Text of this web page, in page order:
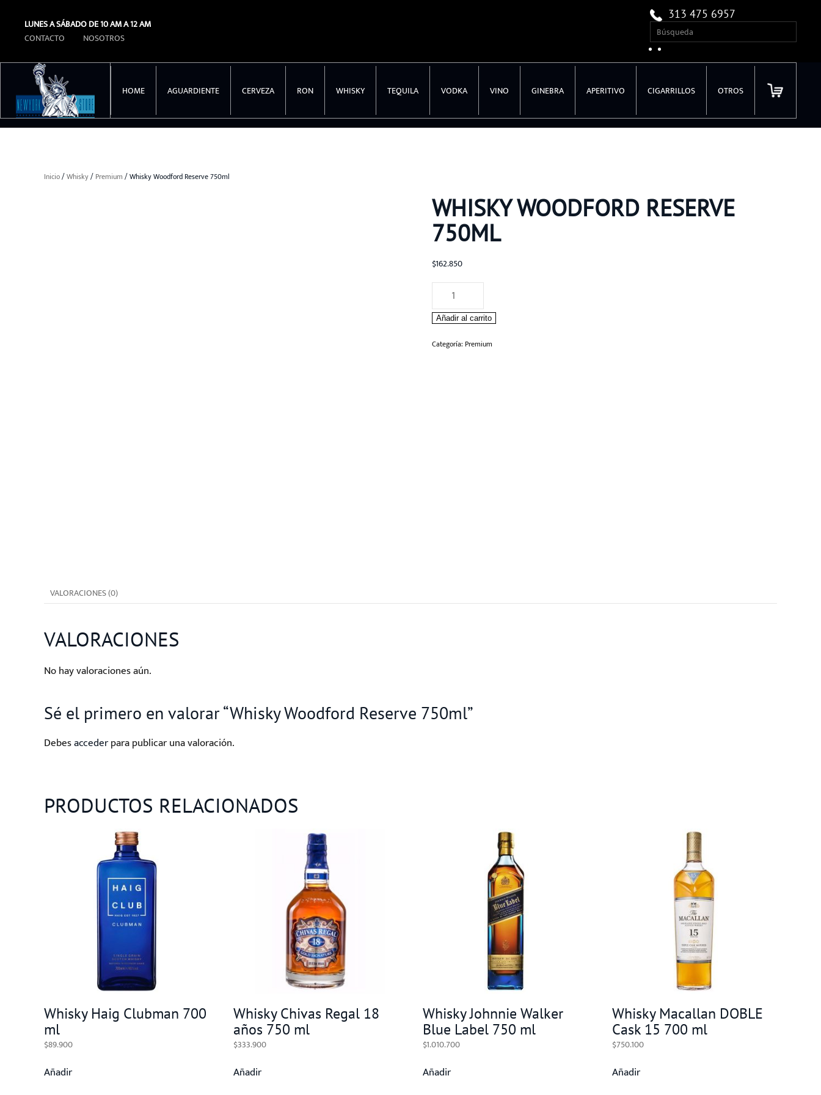
Ir al contenido principal
LUNES A SÁBADO DE 10 AM A 12 AM
CONTACTO
NOSOTROS
313 475 6957
HOME AGUARDIENTE CERVEZA RON WHISKY TEQUILA VODKA VINO GINEBRA APERITIVO CIGARRILLOS OTROS
Inicio/Whisky/ Premium / Whisky Woodford Reserve 750ml
WHISKY WOODFORD RESERVE
750ML
$162.850
Whisky
Woodford
Reserve
750ml
Añadir al carrito
Categoría: Premium
VALORACIONES (0)
VALORACIONES
No hay valoraciones aún.
Sé el primero en valorar “Whisky Woodford Reserve 750ml”
Debesaccederpara publicar una valoración.
PRODUCTOS RELACIONADOS
Whisky Haig Clubman 700
ml
$89.900
Añadir
Whisky Chivas Regal 18
años 750 ml
$333.900
Añadir
Whisky Johnnie Walker
Blue Label 750 ml
$1.010.700
Añadir
Whisky Macallan DOBLE
Cask 15 700 ml
$750.100
Añadir